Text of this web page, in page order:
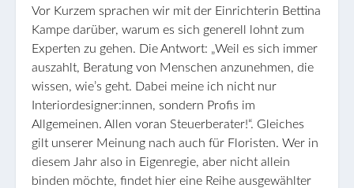
Vor Kurzem sprachen wir mit der Einrichterin Bettina
Kampe darüber, warum es sich generell lohnt zum
Experten zu gehen. Die Antwort: „Weil es sich immer
auszahlt, Beratung von Menschen anzunehmen, die
wissen, wie’s geht. Dabei meine ich nicht nur
Interiordesigner:innen, sondern Profis im
Allgemeinen. Allen voran Steuerberater!“. Gleiches
gilt unserer Meinung nach auch für Floristen. Wer in
diesem Jahr also in Eigenregie, aber nicht allein
binden möchte, findet hier eine Reihe ausgewählter